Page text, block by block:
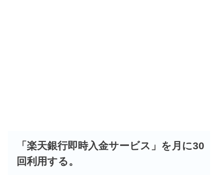
「楽天銀行即時入金サービス」を月に30
回利用する。